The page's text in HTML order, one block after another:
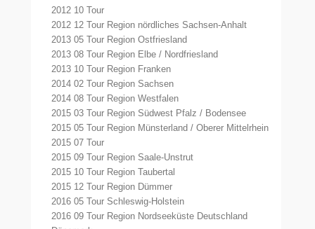
2012 10 Tour
2012 12 Tour Region nördliches Sachsen-Anhalt
2013 05 Tour Region Ostfriesland
2013 08 Tour Region Elbe / Nordfriesland
2013 10 Tour Region Franken
2014 02 Tour Region Sachsen
2014 08 Tour Region Westfalen
2015 03 Tour Region Südwest Pfalz / Bodensee
2015 05 Tour Region Münsterland / Oberer Mittelrhein
2015 07 Tour
2015 09 Tour Region Saale-Unstrut
2015 10 Tour Region Taubertal
2015 12 Tour Region Dümmer
2016 05 Tour Schleswig-Holstein
2016 09 Tour Region Nordseeküste Deutschland